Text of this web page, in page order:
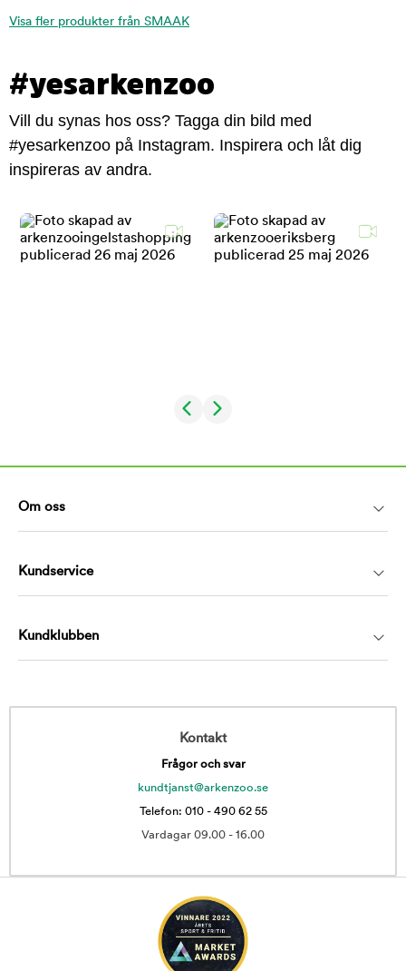
Visa fler produkter från SMAAK
#yesarkenzoo
Vill du synas hos oss? Tagga din bild med
#yesarkenzoo på Instagram. Inspirera och låt dig
inspireras av andra.
Om oss
Kundservice
Kundklubben
Kontakt
Frågor och svar
kundtjanst@arkenzoo.se
Telefon: 010 - 490 62 55
Vardagar 09.00 - 16.00